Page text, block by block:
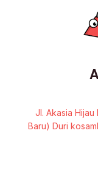
Jl. Akasia Hijau
Baru) Duri